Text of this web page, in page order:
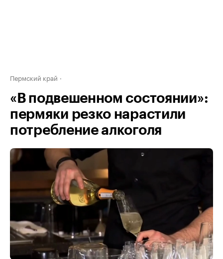
Пермский край
«В подвешенном состоянии»:
пермяки резко нарастили
потребление алкоголя